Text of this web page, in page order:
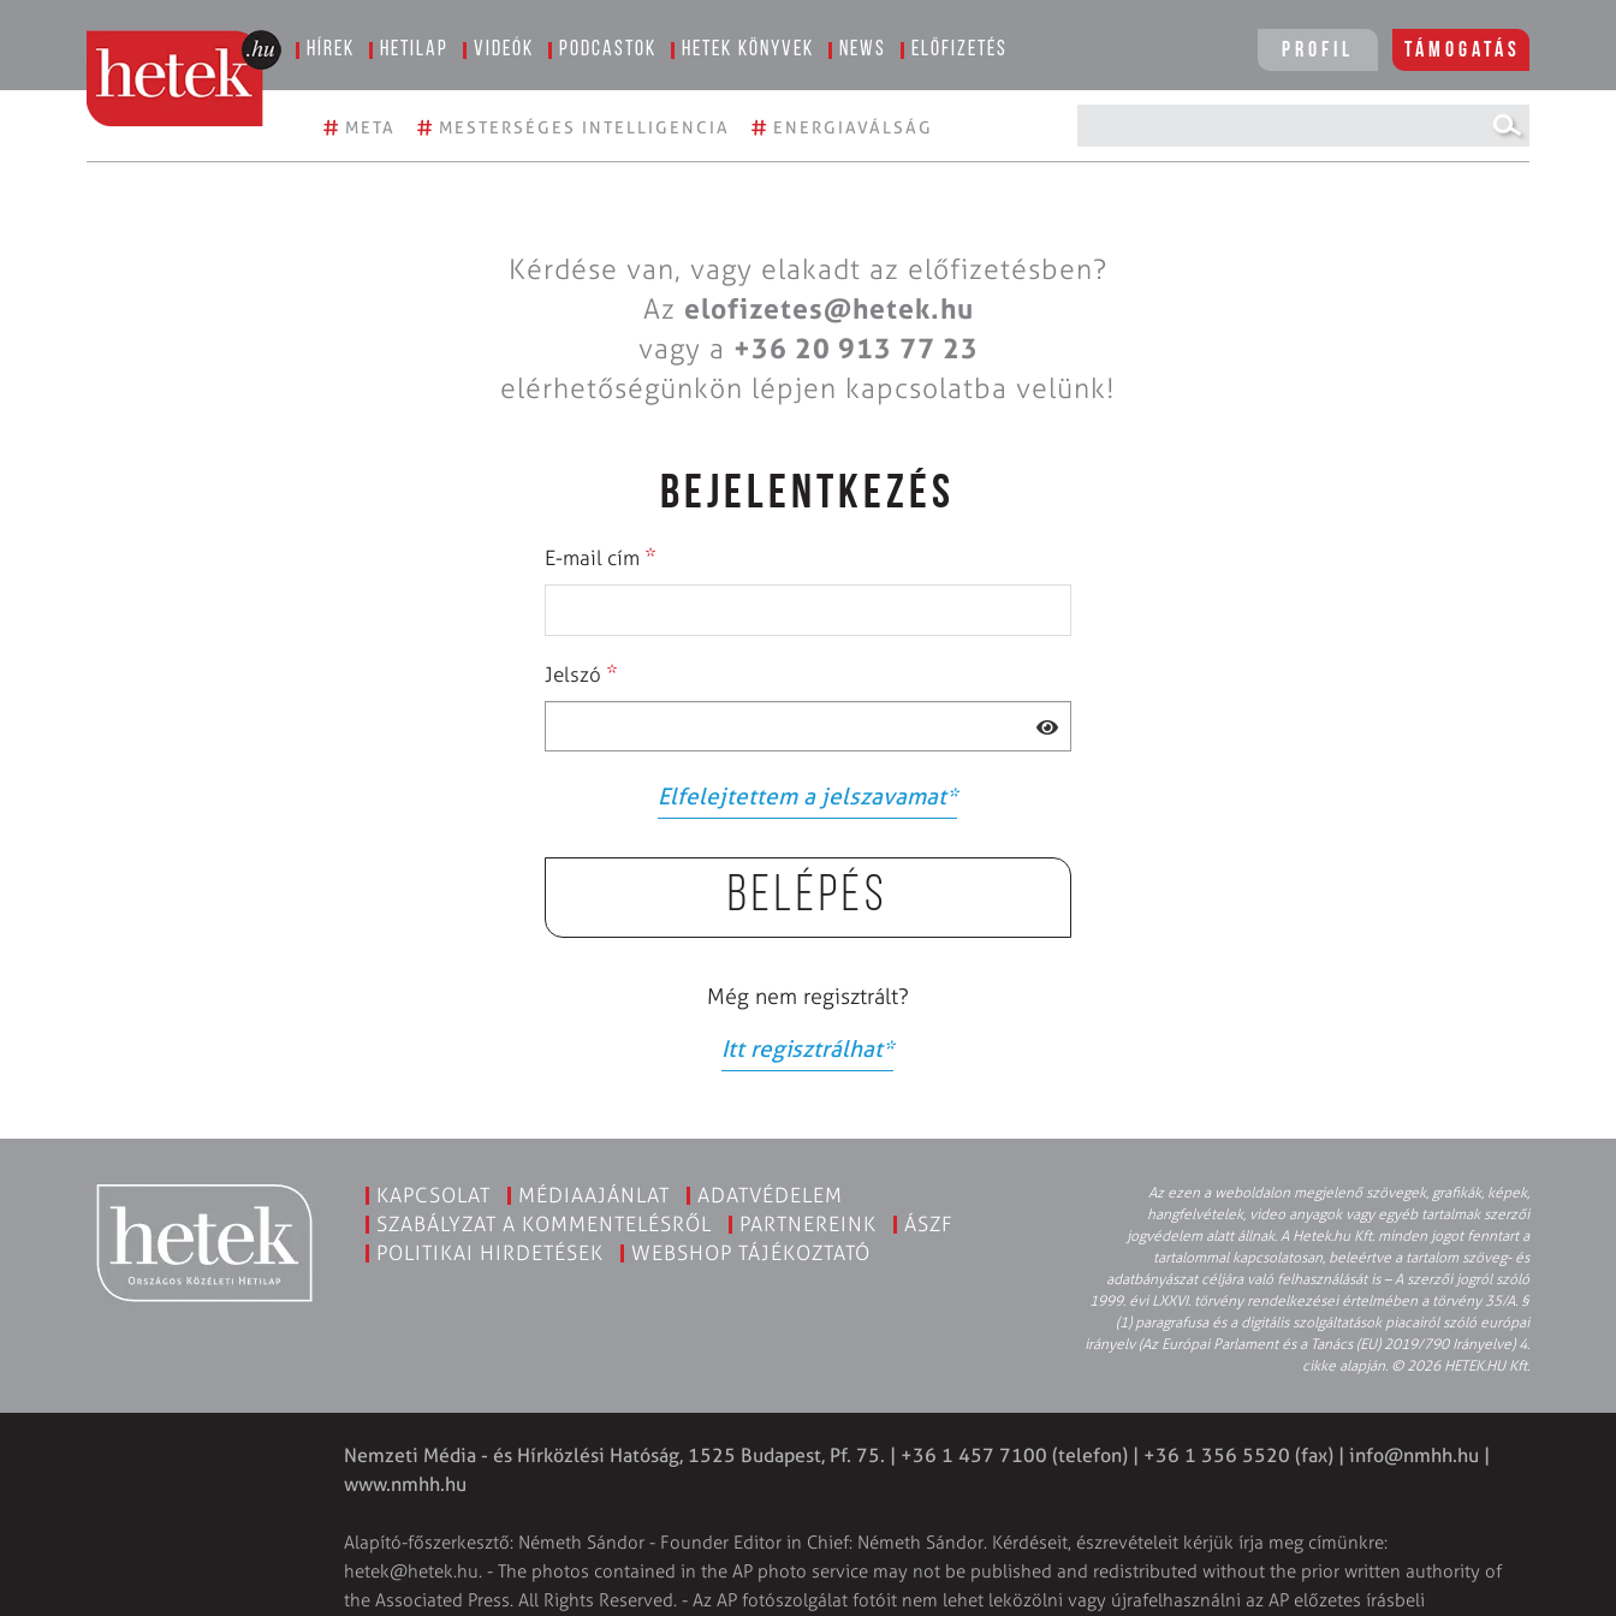
Hírek Hetilap Videók Podcastok Hetek könyvek News Előfizetés Profil Támogatás
# META # MESTERSÉGES INTELLIGENCIA # ENERGIAVÁLSÁG
Kérdése van, vagy elakadt az előfizetésben?
Az elofizetes@hetek.hu
vagy a +36 20 913 77 23
elérhetőségünkön lépjen kapcsolatba velünk!
BEJELENTKEZÉS
E-mail cím *
Jelszó *
Elfelejtettem a jelszavamat*
Belépés
Még nem regisztrált?
Itt regisztrálhat*
KAPCSOLAT MÉDIAAJÁNLAT
ADATVÉDELEM
SZABÁLYZAT A KOMMENTELÉSRŐL
PARTNEREINK
ÁSZF
POLITIKAI HIRDETÉSEK
WEBSHOP TÁJÉKOZTATÓ
Az ezen a weboldalon megjelenő szövegek, grafikák, képek,
hangfelvételek, video anyagok vagy egyéb tartalmak szerzői
jogvédelem alatt állnak. A Hetek.hu Kft. minden jogot fenntart a
tartalommal kapcsolatosan, beleértve a tartalom szöveg- és
adatbányászat céljára való felhasználását is – A szerzői jogról szóló
1999. évi LXXVI. törvény rendelkezései értelmében a törvény 35/A. §
(1) paragrafusa és a digitális szolgáltatások piacairól szóló európai
irányelv (Az Európai Parlament és a Tanács (EU) 2019/790 Irányelve) 4.
cikke alapján. © 2026 HETEK.HU Kft.
Nemzeti Média - és Hírközlési Hatóság, 1525 Budapest, Pf. 75. | +36 1 457 7100 (telefon) | +36 1 356 5520 (fax) | info@nmhh.hu |
www.nmhh.hu
Alapító-főszerkesztő: Németh Sándor - Founder Editor in Chief: Németh Sándor. Kérdéseit, észrevételeit kérjük írja meg címünkre:
hetek@hetek.hu. - The photos contained in the AP photo service may not be published and redistributed without the prior written authority of
the Associated Press. All Rights Reserved. - Az AP fotószolgálat fotóit nem lehet leközölni vagy újrafelhasználni az AP előzetes írásbeli